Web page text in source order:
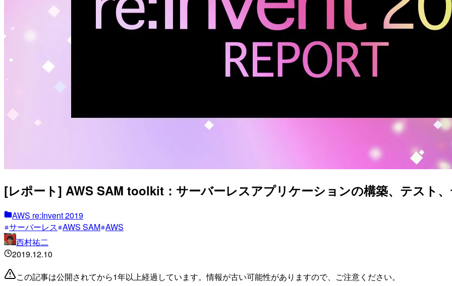
[レポート] AWS SAM toolkit：サーバーレスアプリケーションの構築、テスト
AWS re:Invent 2019
サーバーレス AWS SAM AWS
西村祐二
2019.12.10
この記事は公開されてから1年以上経過しています。情報が古い可能性がありますので、ご注意ください。